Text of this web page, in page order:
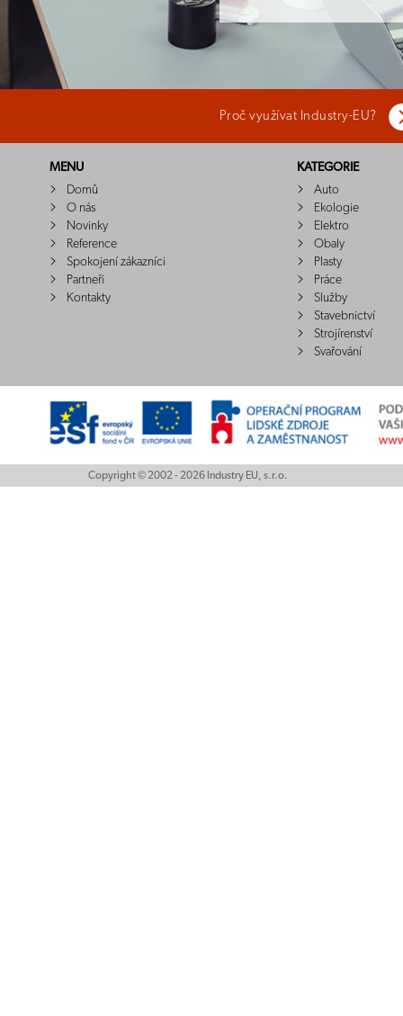
Proč využívat Industry-EU?
MENU
Domů
O nás
Novinky
Reference
Spokojení zákazníci
Partneři
Kontakty
KATEGORIE
Auto
Ekologie
Elektro
Obaly
Plasty
Práce
Služby
Stavebnictví
Strojírenství
Svařování
Copyright © 2002 - 2026 Industry EU, s.r.o.